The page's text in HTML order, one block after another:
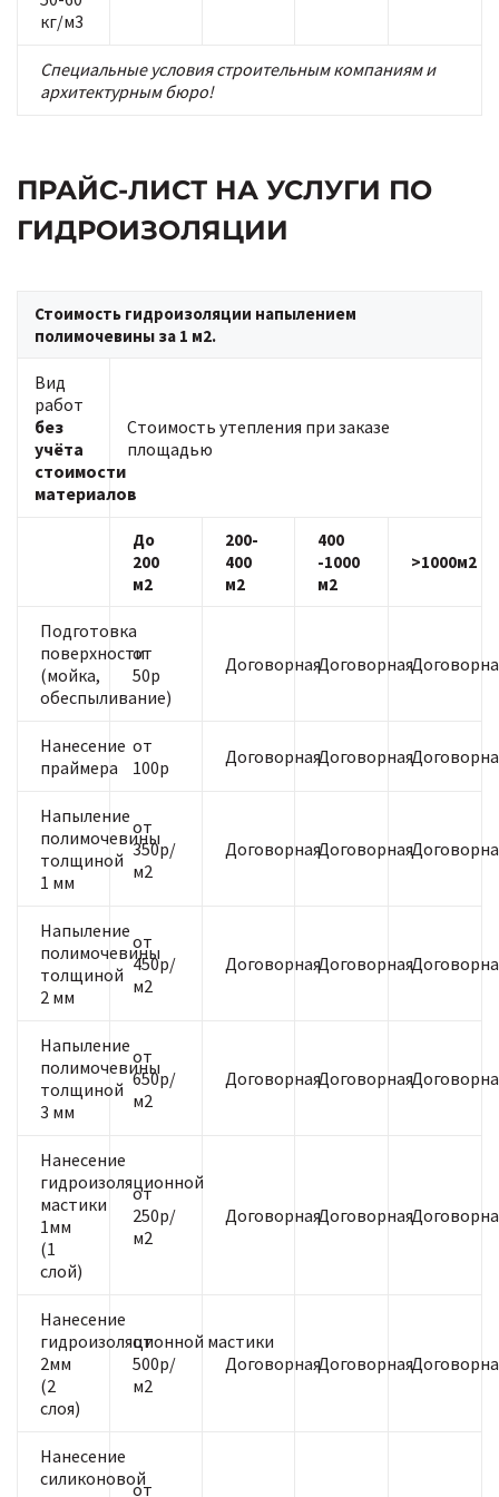
кг/м3
Специальные условия строительным компаниям и
архитектурным бюро!
ПРАЙС-ЛИСТ НА УСЛУГИ ПО
ГИДРОИЗОЛЯЦИИ
Стоимость гидроизоляции напылением
полимочевины за 1 м2.
Вид
работ
без
учёта
стоимости
материалов
Стоимость утепления при заказе
площадью
До
200
м2
200-
400
м2
400
-1000
м2
>1000м2
Подготовка
поверхности
(мойка,
обеспыливание)
от
50р
ДоговорнаяДоговорная
Нанесение
праймера
от
100р
ДоговорнаяДоговорная
Напыление
полимочевины
толщиной
1 мм
от
350р/
м2
ДоговорнаяДоговорная
Напыление
полимочевины
толщиной
2 мм
от
450р/
м2
ДоговорнаяДоговорная
Напыление
полимочевины
толщиной
3 мм
от
650р/
м2
ДоговорнаяДоговорная
Нанесение
гидроизоляционной
мастики
1мм
(1
слой)
от
250р/
м2
ДоговорнаяДоговорная
Нанесение
гидроизоляционной мастики
2мм
(2
слоя)
от
500р/
м2
ДоговорнаяДоговорная
Нанесение
силиконовой
от